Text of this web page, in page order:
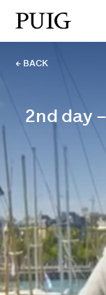
← BACK
2nd day